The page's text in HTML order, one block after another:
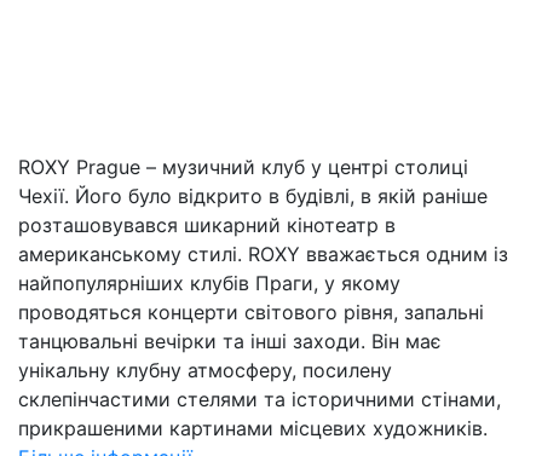
ROXY Prague – музичний клуб у центрі столиці
Чехії. Його було відкрито в будівлі, в якій раніше
розташовувався шикарний кінотеатр в
американському стилі. ROXY вважається одним із
найпопулярніших клубів Праги, у якому
проводяться концерти світового рівня, запальні
танцювальні вечірки та інші заходи. Він має
унікальну клубну атмосферу, посилену
склепінчастими стелями та історичними стінами,
прикрашеними картинами місцевих художників.